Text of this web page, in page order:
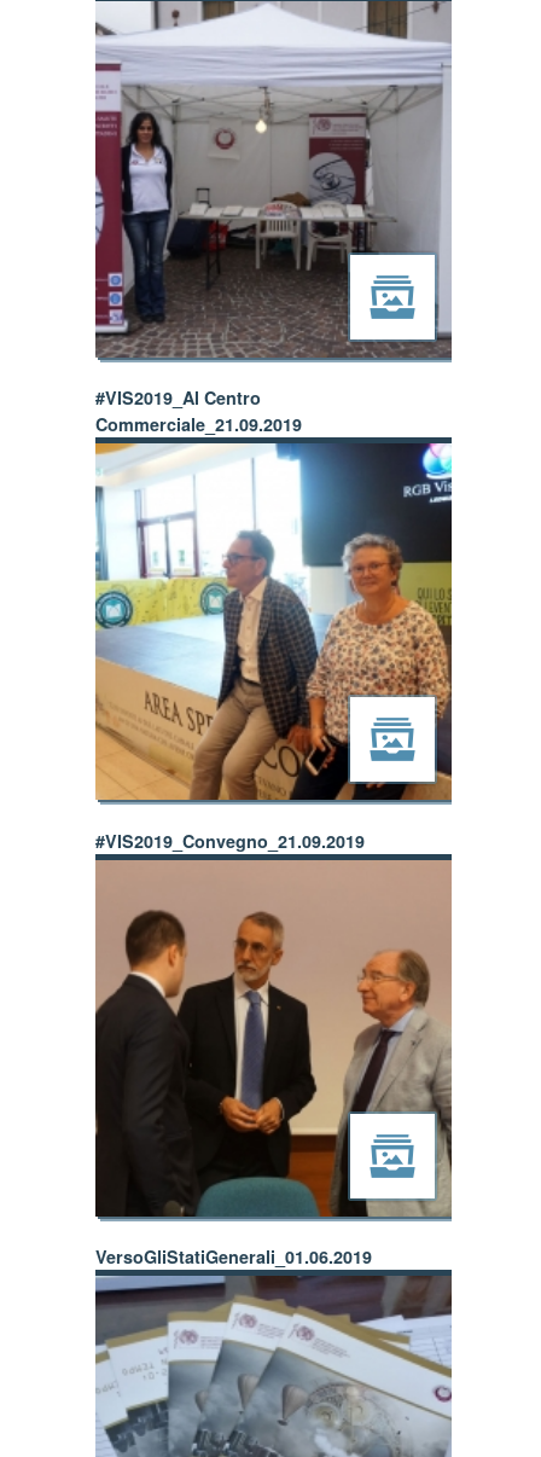
#VIS2019_Al Centro
Commerciale_21.09.2019
#VIS2019_Convegno_21.09.2019
VersoGliStatiGenerali_01.06.2019